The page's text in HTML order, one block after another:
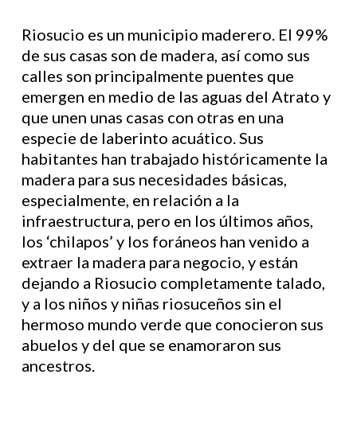
Riosucio es un municipio maderero. El 99%
de sus casas son de madera, así como sus
calles son principalmente puentes que
emergen en medio de las aguas del Atrato y
que unen unas casas con otras en una
especie de laberinto acuático. Sus
habitantes han trabajado históricamente la
madera para sus necesidades básicas,
especialmente, en relación a la
infraestructura, pero en los últimos años,
los ‘chilapos’ y los foráneos han venido a
extraer la madera para negocio, y están
dejando a Riosucio completamente talado,
y a los niños y niñas riosuceños sin el
hermoso mundo verde que conocieron sus
abuelos y del que se enamoraron sus
ancestros.